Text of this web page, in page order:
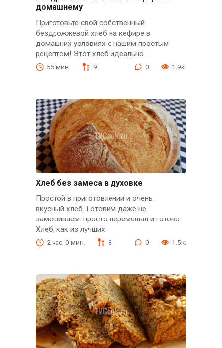
домашнему
Приготовьте свой собственный
бездрожжевой хлеб на кефире в
домашних условиях с нашим простым
рецептом! Этот хлеб идеально
55 мин. 9 0 1.9к.
Хлеб без замеса в духовке
Простой в приготовлении и очень
вкусный хлеб. Готовим даже не
замешиваем: просто перемешал и готово.
Хлеб, как из лучших
2 час. 0 мин. 8 0 1.5к.